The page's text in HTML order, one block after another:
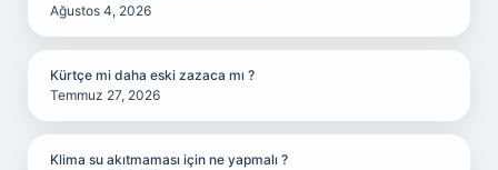
Ağustos 4, 2026
Kürtçe mi daha eski zazaca mı ?
Temmuz 27, 2026
Klima su akıtmaması için ne yapmalı ?